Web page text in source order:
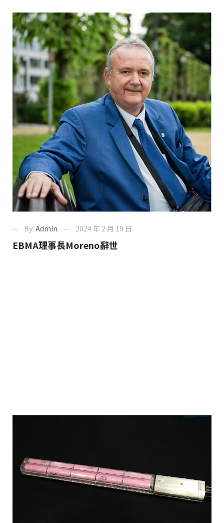
By: Admin 2024 年 2 月 19 日
EBMA理事長Moreno辭世